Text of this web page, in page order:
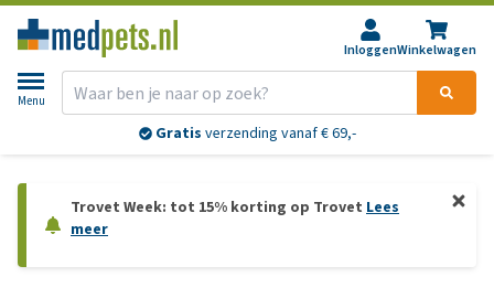
InloggenWinkelwagen
Menu
Gratis verzending vanaf € 69,-
Trovet Week: tot 15% korting op Trovet Lees
meer